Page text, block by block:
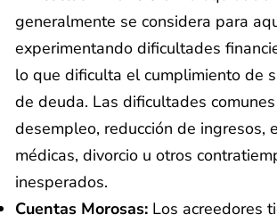
generalmente se considera para
experimentando dificultades
lo que dificulta el cumplimiento de
de deuda. Las dificultades
desempleo, reducción de ingresos,
médicas, divorcio u otros
inesperados.
Cuentas Morosas: Los acreedores